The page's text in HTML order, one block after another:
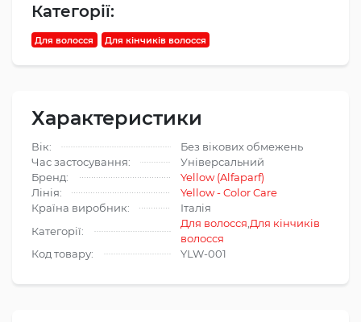
Категорії:
Для волосся Для кінчиків волосся
Характеристики
Вік:
Без вікових обмежень
Час застосування:
Універсальний
Бренд:
Yellow (Alfaparf)
Лінія:
Yellow - Color Care
Країна виробник:
Італія
Категорії:
Для волосся,Для кінчиків
волосся
Код товару:
YLW-001